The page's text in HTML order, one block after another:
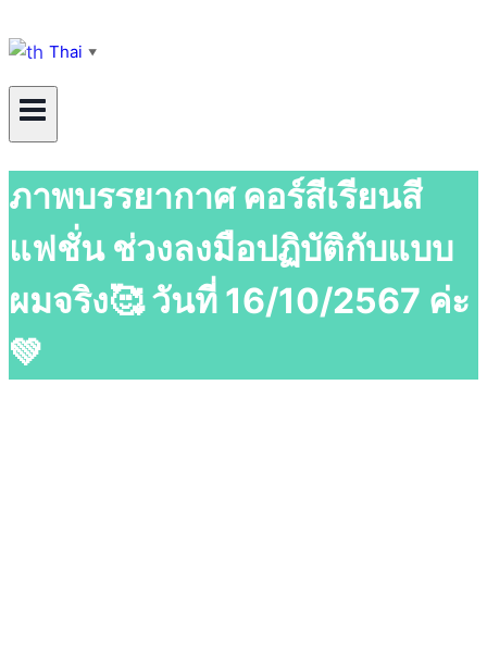
Thai ▼
ภาพบรรยากาศ คอร์สีเรียนสี
แฟชั่น ช่วงลงมือปฏิบัติกับแบบ
ผมจริง🥰 วันที่ 16/10/2567 ค่ะ
💚